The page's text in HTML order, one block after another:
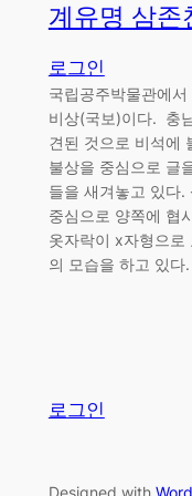
계유명 삼존
로그인
국립공주박물관에
비상(국보)이다. 충
견된 것으로 비석에
불상을 중심으로 글
들을 새겨놓고 있다.
중심으로 양쪽에 협
옷자락이 x자형으로
의 모습을 하고 있
로그인
Designed with